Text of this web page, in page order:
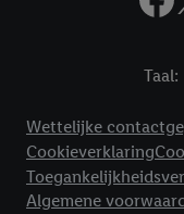
Taal:
Wettelijke
Cookieverklaring
Algemene